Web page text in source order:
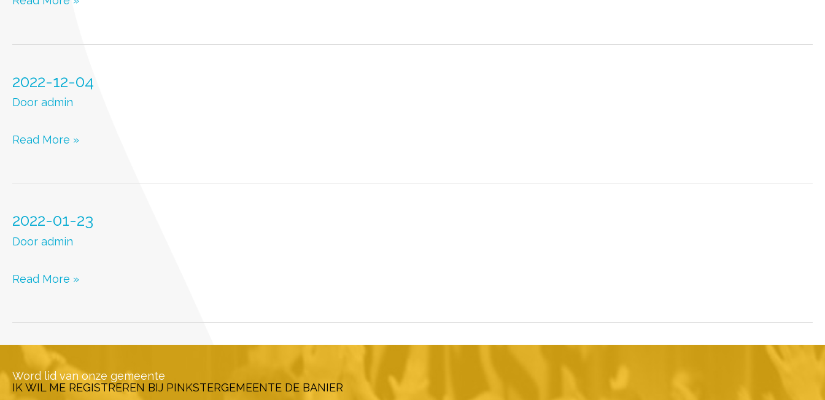
2022-12-04
Door admin
2022-
Read More »
2022-01-23
Door admin
2022-
Read More »
Word lid van onze gemeente
IK WIL ME REGISTREREN BIJ PINKSTERGEMEENTE DE BANIER